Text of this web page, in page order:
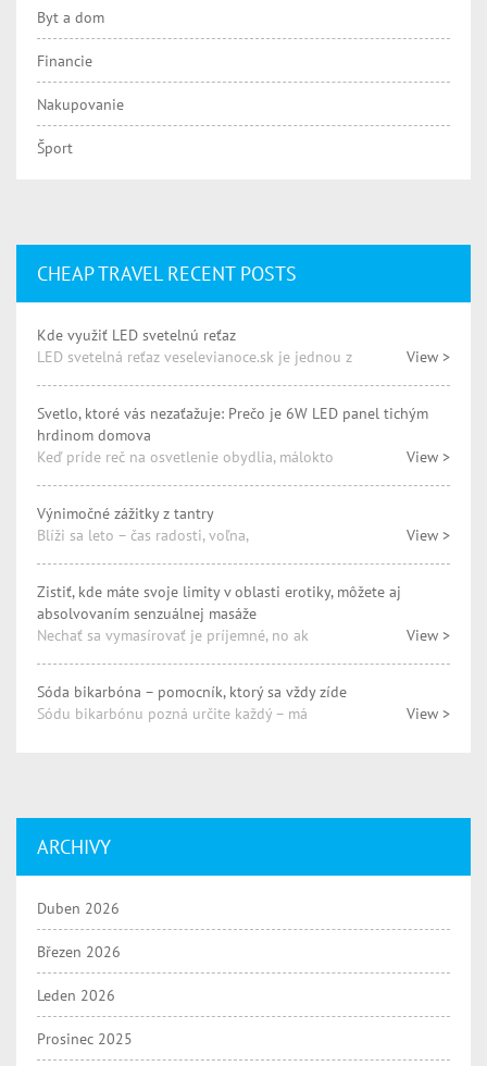
Byt a dom
Financie
Nakupovanie
Šport
CHEAP TRAVEL RECENT POSTS
Kde využiť LED svetelnú reťaz
LED svetelná reťaz veselevianoce.sk je jednou z
View >
Svetlo, ktoré vás nezaťažuje: Prečo je 6W LED panel tichým
hrdinom domova
Keď príde reč na osvetlenie obydlia, málokto
View >
Výnimočné zážitky z tantry
Blíži sa leto – čas radosti, voľna,
View >
Zistiť, kde máte svoje limity v oblasti erotiky, môžete aj
absolvovaním senzuálnej masáže
Nechať sa vymasírovať je príjemné, no ak
View >
Sóda bikarbóna – pomocník, ktorý sa vždy zíde
Sódu bikarbónu pozná určite každý – má
View >
ARCHIVY
Duben 2026
Březen 2026
Leden 2026
Prosinec 2025